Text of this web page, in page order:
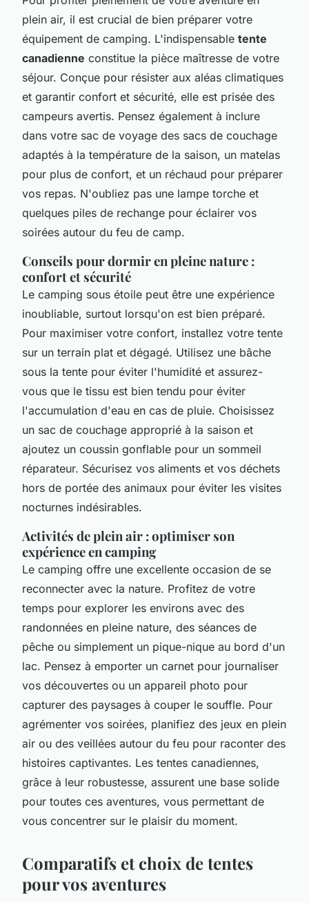
plein air, il est crucial de bien préparer votre
équipement de camping. L'indispensable tente
canadienne constitue la pièce maîtresse de votre
séjour. Conçue pour résister aux aléas climatiques
et garantir confort et sécurité, elle est prisée des
campeurs avertis. Pensez également à inclure
dans votre sac de voyage des sacs de couchage
adaptés à la température de la saison, un matelas
pour plus de confort, et un réchaud pour préparer
vos repas. N'oubliez pas une lampe torche et
quelques piles de rechange pour éclairer vos
soirées autour du feu de camp.
Conseils pour dormir en pleine nature :
confort et sécurité
Le camping sous étoile peut être une expérience
inoubliable, surtout lorsqu'on est bien préparé.
Pour maximiser votre confort, installez votre tente
sur un terrain plat et dégagé. Utilisez une bâche
sous la tente pour éviter l'humidité et assurez-
vous que le tissu est bien tendu pour éviter
l'accumulation d'eau en cas de pluie. Choisissez
un sac de couchage approprié à la saison et
ajoutez un coussin gonflable pour un sommeil
réparateur. Sécurisez vos aliments et vos déchets
hors de portée des animaux pour éviter les visites
nocturnes indésirables.
Activités de plein air : optimiser son
expérience en camping
Le camping offre une excellente occasion de se
reconnecter avec la nature. Profitez de votre
temps pour explorer les environs avec des
randonnées en pleine nature, des séances de
pêche ou simplement un pique-nique au bord d'un
lac. Pensez à emporter un carnet pour journaliser
vos découvertes ou un appareil photo pour
capturer des paysages à couper le souffle. Pour
agrémenter vos soirées, planifiez des jeux en plein
air ou des veillées autour du feu pour raconter des
histoires captivantes. Les tentes canadiennes,
grâce à leur robustesse, assurent une base solide
pour toutes ces aventures, vous permettant de
vous concentrer sur le plaisir du moment.
Comparatifs et choix de tentes
pour vos aventures